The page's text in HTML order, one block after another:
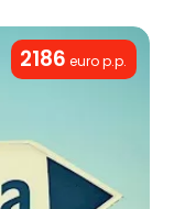
2186 euro p.p.